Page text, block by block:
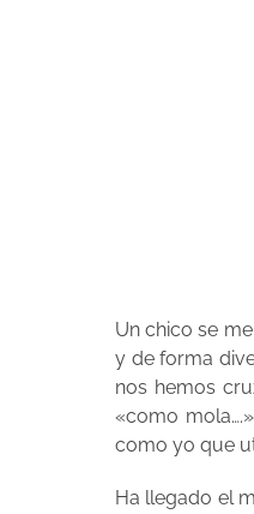
Un chico se
y de forma
nos hemos
«como
como yo que
Ha llegado el